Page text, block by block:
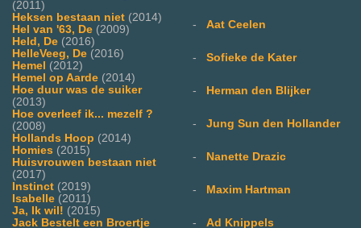
(2011)
Heksen bestaan niet (2014)
Hel van '63, De (2009)
Held, De (2016)
HelleVeeg, De (2016)
Hemel (2012)
Hemel op Aarde (2014)
Hoe duur was de suiker
(2013)
Hoe overleef ik... mezelf ?
(2008)
Hollands Hoop (2014)
Homies (2015)
Huisvrouwen bestaan niet
(2017)
Instinct (2019)
Isabelle (2011)
Ja, Ik wil! (2015)
Jack Bestelt een Broertje
- Aat Ceelen
- Sofieke de Kater
- Herman den Blijker
- Jung Sun den Hollander
- Nanette Drazic
- Maxim Hartman
- Ad Knippels